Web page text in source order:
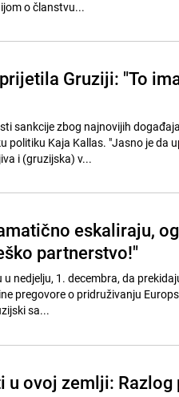
o članstvu...
Gruziji: "To
sankcije zbog najnovijih
politiku Kaja Kallas. "Jasno je da
i (gruzijska) v...
eskaliraju,
partnerstvo!"
u nedjelju, 1. decembra, da
pregovore o pridruživanju
sa...
u ovoj zemlji: Razlog